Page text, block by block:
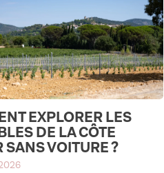
EXPLORER LES
DE LA CÔTE
SANS VOITURE ?